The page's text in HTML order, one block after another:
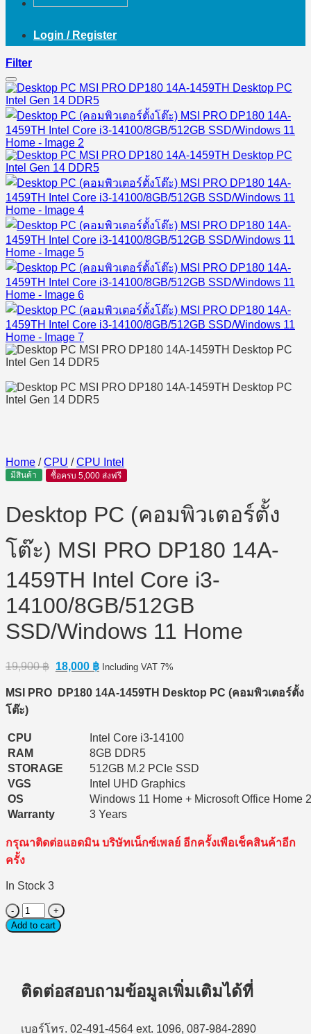
Login / Register
Filter
Home / CPU / CPU Intel
มีสินค้า ซื้อครบ 5,000 ส่งฟรี
Desktop PC (คอมพิวเตอร์ตั้ง
โต๊ะ) MSI PRO DP180 14A-
1459TH Intel Core i3-
14100/8GB/512GB
SSD/Windows 11 Home
19,900฿ Original
was:
18,000 ฿Current
is:
Including VAT 7%
MSI PRO DP180 14A-1459TH Desktop PC (คอมพิวเตอร์ตั้ง
โต๊ะ)
CPU
Intel Core i3-14100
RAM
8GB DDR5
STORAGE
512GB M.2 PCIe SSD
VGS
Intel UHD Graphics
OS
Windows 11 Home + Microsoft Office Home
Warranty
3 Years
กรุณาติดต่อแอดมิน บริษัทเน็กซ์เพลย์ อีกครั้งเพือเช็คสินค้าอีก
ครั้ง
In Stock 3
Desktop
PC
(คอมพิวเตอร์
MSI
PRO
14A-
Add to cart
ติดต่อสอบถามข้อมูลเพิ่มเติมได้ที่
เบอร์โทร. 02-491-4564 ext. 1096, 087-984-2890